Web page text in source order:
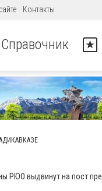
Контакты
Справочник
РЮО выдвинут на пост